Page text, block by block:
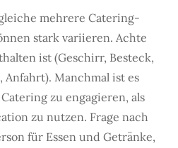
mehrere Catering-
stark variieren. Achte
ist (Geschirr, Besteck,
Anfahrt). Manchmal ist es
zu engagieren, als
zu nutzen. Frage nach
für Essen und Getränke,